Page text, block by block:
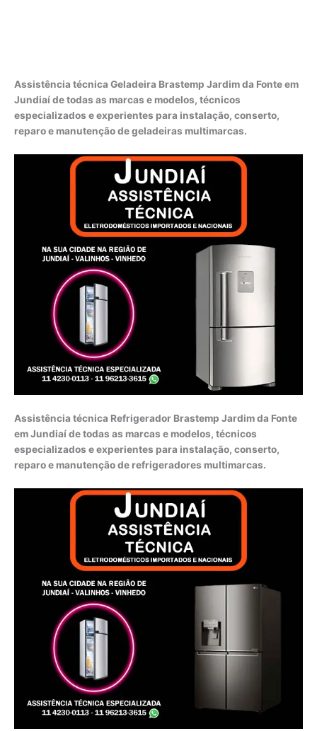
Assistência técnica Geladeira Brastemp Jardim da Fonte em
Jundiaí de todas as marcas e modelos, técnicos
especializados e experientes para instalação, conserto,
reparo e manutenção de geladeiras multimarcas.
Assistência técnica Refrigerador Brastemp Jardim da Fonte
em Jundiaí de todas as marcas e modelos, técnicos
especializados e experientes para instalação, conserto,
reparo e manutenção de refrigeradores multimarcas.